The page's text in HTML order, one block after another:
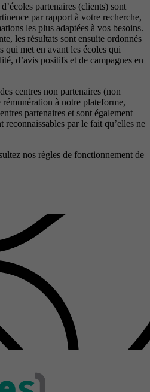
partenaires (clients) sont
par rapport à votre recherche,
les plus adaptées à vos besoins.
les résultats sont ensuite ordonnés
qui met en avant les écoles qui
d’avis positifs et de campagnes en
centres non partenaires (non
à notre plateforme,
partenaires et sont également
reconnaissables par le fait qu’elles ne
nos règles de fonctionnement de